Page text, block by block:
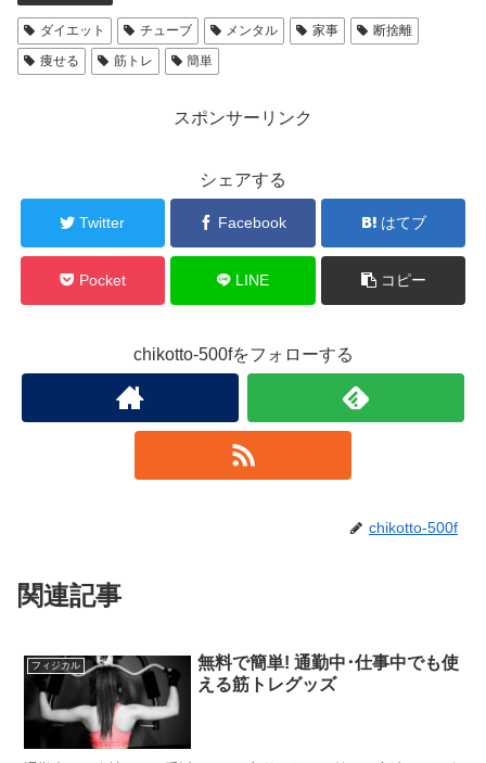
ダイエット チューブ メンタル 家事
断捨離
痩せる
筋トレ 簡単
スポンサーリンク
シェアする
Twitter Facebook はてブ
Pocket LINE コピー
chikotto-500fをフォローする
chikotto-500f
関連記事
フィジカル
無料で簡単! 通勤中･仕事中でも使
える筋トレグッズ